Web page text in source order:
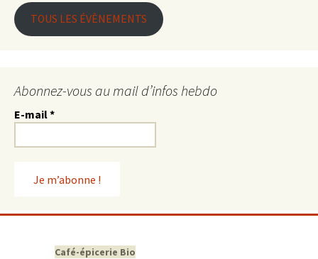
TOUS LES ÉVÈNEMENTS
Abonnez-vous au mail d’infos hebdo
E-mail*
Café-épicerie Bio